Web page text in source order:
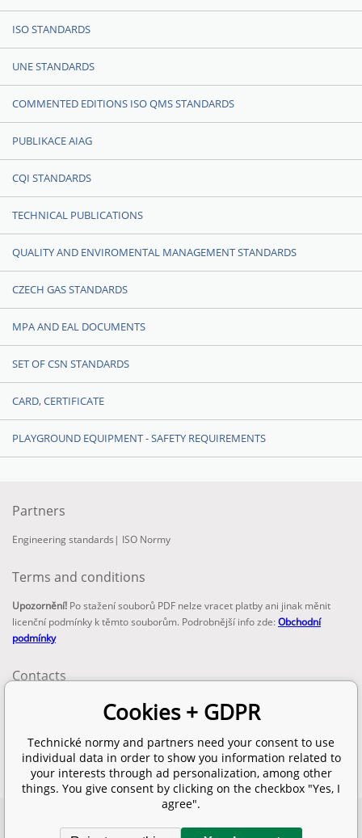
ISO STANDARDS
UNE STANDARDS
COMMENTED EDITIONS ISO QMS STANDARDS
PUBLIKACE AIAG
CQI STANDARDS
TECHNICAL PUBLICATIONS
QUALITY AND ENVIROMENTAL MANAGEMENT STANDARDS
CZECH GAS STANDARDS
MPA AND EAL DOCUMENTS
SET OF CSN STANDARDS
CARD, CERTIFICATE
PLAYGROUND EQUIPMENT - SAFETY REQUIREMENTS
Partners
Engineering standards | ISO Normy
Terms and conditions
Upozornění! Po stažení souborů PDF nelze vracet platby ani jinak měnit
licenční podmínky k těmto souborům. Podrobnější info zde:Obchodní
podmínky
Contacts
info@technickenormy.cz
obchod@technickenormy.cz
Telefon:
+420 377 387 684
Cookies + GDPR
Technické normy and partners need your consent to use
individual data in order to show you information related to
your interests through ad personalization, among other
things. You give consent by clicking on the checkbox "Yes, I
agree".